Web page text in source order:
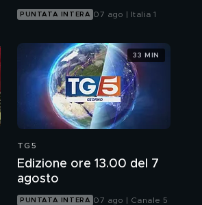
PUNTATA INTERA 07 ago | Italia 1
TG5
Edizione ore 13.00 del 7
agosto
PUNTATA INTERA 07 ago | Canale 5
33 MIN